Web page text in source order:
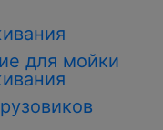
для мойки